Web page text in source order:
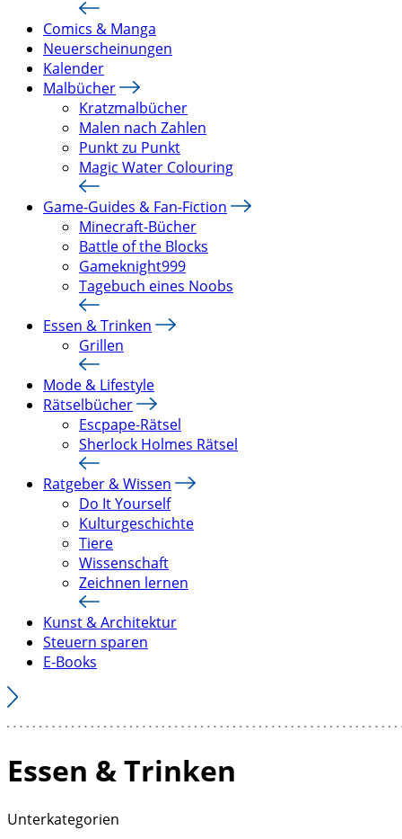
Comics & Manga
Neuerscheinungen
Kalender
Malbücher
Kratzmalbücher
Malen nach Zahlen
Punkt zu Punkt
Magic Water Colouring
Game-Guides & Fan-Fiction
Minecraft-Bücher
Battle of the Blocks
Gameknight999
Tagebuch eines Noobs
Essen & Trinken
Grillen
Mode & Lifestyle
Rätselbücher
Escpape-Rätsel
Sherlock Holmes Rätsel
Ratgeber & Wissen
Do It Yourself
Kulturgeschichte
Tiere
Wissenschaft
Zeichnen lernen
Kunst & Architektur
Steuern sparen
E-Books
Essen & Trinken
Unterkategorien